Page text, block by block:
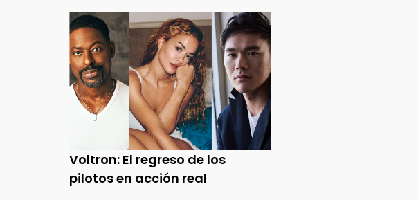
Voltron: El regreso de los
pilotos en acción real